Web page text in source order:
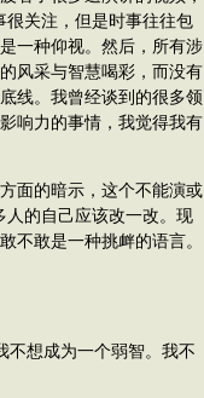
很关注，但是时事往往包
一种仰视。然后，所有涉
风采与智慧喝彩，而没有
线。我曾经谈到的很多领
响力的事情，我觉得我有
面的暗示，这个不能演或
人的自己应该改一改。现
不敢是一种挑衅的语言。
想成为一个弱智。我不